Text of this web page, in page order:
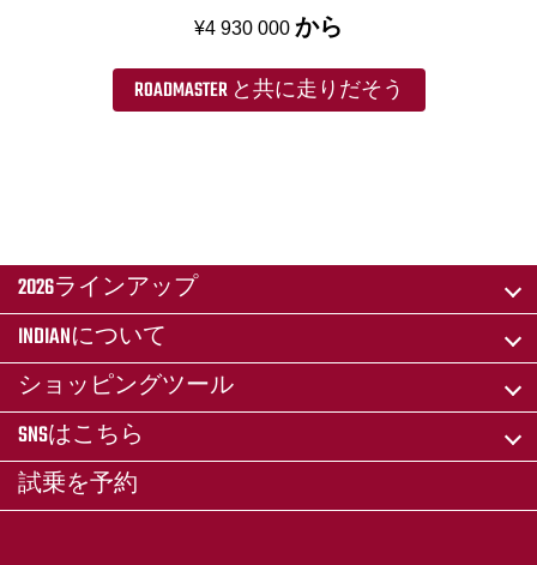
¥4 930 000 から
ROADMASTER と共に走りだそう
2026ラインアップ
INDIANについて
ショッピングツール
SNSはこちら
試乗を予約